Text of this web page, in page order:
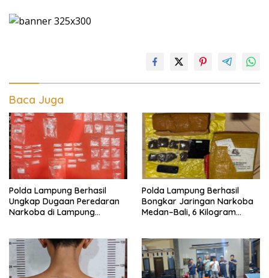
Baca Juga
Polda Lampung Berhasil
Ungkap Dugaan Peredaran
Narkoba di Lampung
Polda Lampung Berhasil
Bongkar Jaringan Narkoba
Medan–Bali, 6 Kilogram